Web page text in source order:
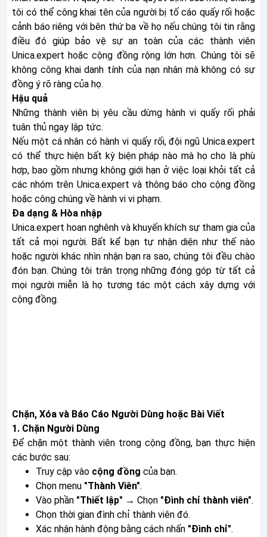
tôi có thể công khai tên của người bị tố cáo quấy rối hoặc
cảnh báo riêng với bên thứ ba về họ nếu chúng tôi tin rằng
điều đó giúp bảo vệ sự an toàn của các thành viên
Unica.expert hoặc cộng đồng rộng lớn hơn. Chúng tôi sẽ
không công khai danh tính của nạn nhân mà không có sự
đồng ý rõ ràng của họ.
Hậu quả
Những thành viên bị yêu cầu dừng hành vi quấy rối phải
tuân thủ ngay lập tức.
Nếu một cá nhân có hành vi quấy rối, đội ngũ Unica.expert
có thể thực hiện bất kỳ biện pháp nào mà họ cho là phù
hợp, bao gồm nhưng không giới hạn ở việc loại khỏi tất cả
các nhóm trên Unica.expert và thông báo cho cộng đồng
hoặc công chúng về hành vi vi phạm.
Đa dạng & Hòa nhập
Unica.expert hoan nghênh và khuyến khích sự tham gia của
tất cả mọi người. Bất kể bạn tự nhận diện như thế nào
hoặc người khác nhìn nhận bạn ra sao, chúng tôi đều chào
đón bạn. Chúng tôi trân trọng những đóng góp từ tất cả
mọi người miễn là họ tương tác một cách xây dựng với
cộng đồng.
Chặn, Xóa và Báo Cáo Người Dùng hoặc Bài Viết
1. Chặn Người Dùng
Để chặn một thành viên trong cộng đồng, bạn thực hiện
các bước sau:
Truy cập vào cộng đồng của bạn.
Chọn menu "Thành Viên".
Vào phần "Thiết lập" → Chọn "Đình chỉ thành viên".
Chọn thời gian đình chỉ thành viên đó.
Xác nhận hành động bằng cách nhấn "Đình chỉ".